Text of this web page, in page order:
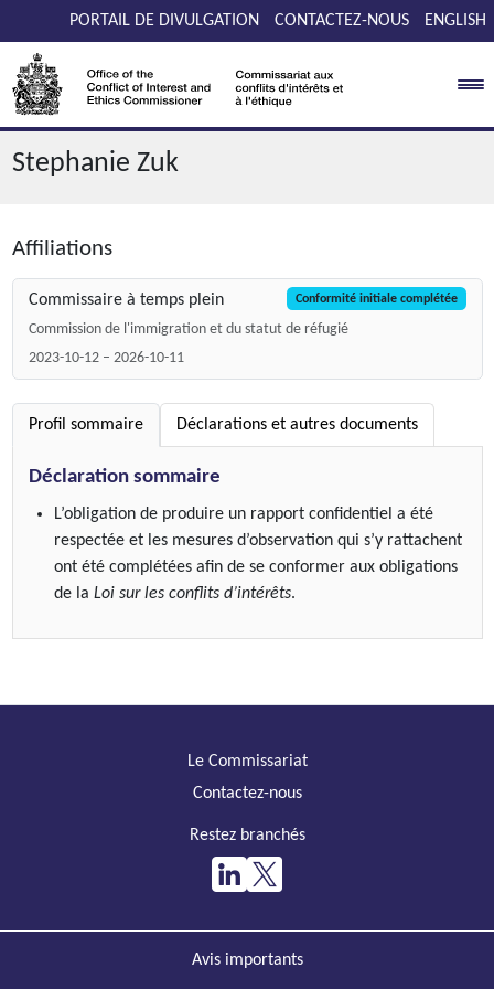
Passer au contenuPORTAIL DE DIVULGATION CONTACTEZ-NOUS ENGLISH
Stephanie Zuk
Affiliations
Commissaire à temps plein Conformité initiale complétée
Commission de l'immigration et du statut de réfugié
2023-10-12 – 2026-10-11
Profil sommaire Déclarations et autres documents
Déclaration sommaire
L’obligation de produire un rapport confidentiel a été
respectée et les mesures d’observation qui s’y rattachent
ont été complétées afin de se conformer aux obligations
de laLoi sur les conflits d’intérêts.
Le Commissariat
Contactez-nous
Restez branchés
Avis importants